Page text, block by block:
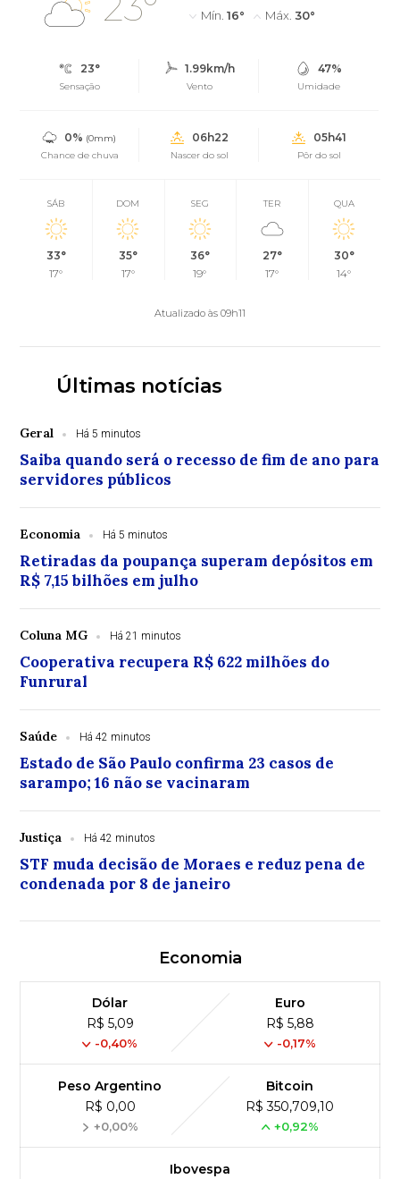
Mín. 16° Máx. 30°
23°
Sensação
1.99km/h
Vento
47%
Umidade
0% (0mm)
Chance de chuva
06h22
Nascer do sol
05h41
Pôr do sol
SÁB
33°
17°
DOM
35°
17°
SEG
36°
19°
TER
27°
17°
QUA
30°
14°
Atualizado às 09h11
Últimas notícias
Geral Há 5 minutos
Saiba quando será o recesso de fim de ano para
servidores públicos
Economia Há 5 minutos
Retiradas da poupança superam depósitos em
R$ 7,15 bilhões em julho
Coluna MG Há 21 minutos
Cooperativa recupera R$ 622 milhões do
Funrural
Saúde Há 42 minutos
Estado de São Paulo confirma 23 casos de
sarampo; 16 não se vacinaram
Justiça Há 42 minutos
STF muda decisão de Moraes e reduz pena de
condenada por 8 de janeiro
Economia
Dólar
R$ 5,09
-0,40%
Euro
R$ 5,88
-0,17%
Peso Argentino
R$ 0,00
+0,00%
Bitcoin
R$ 350,709,10
+0,92%
Ibovespa